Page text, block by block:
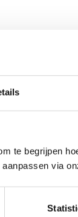
te begrijpen
via
behulp van
vervolgens